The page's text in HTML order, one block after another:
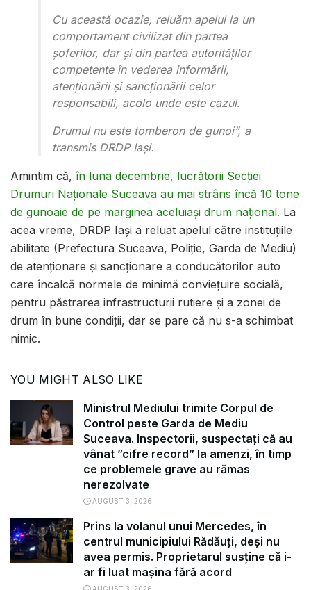
Cu această ocazie, reluăm apelul la un
comportament civilizat din partea
șoferilor, dar și din partea autorităților
competente în vederea informării,
atenționării și sancționării celor
responsabili, acolo unde este cazul.
Drumul nu este tomberon de gunoi”, a
transmis DRDP Iași.
Amintim că, în luna decembrie, lucrătorii Secției
Drumuri Naționale Suceava au mai strâns încă 10 tone
de gunoaie de pe marginea aceluiași drum național. La
acea vreme, DRDP Iași a reluat apelul către instituțiile
abilitate (Prefectura Suceava, Poliție, Garda de Mediu)
de atenționare și sancționare a conducătorilor auto
care încalcă normele de minimă conviețuire socială,
pentru păstrarea infrastructurii rutiere și a zonei de
drum în bune condiții, dar se pare că nu s-a schimbat
nimic.
YOU MIGHT ALSO LIKE
Ministrul Mediului trimite Corpul de
Control peste Garda de Mediu
Suceava. Inspectorii, suspectați că au
vânat ”cifre record” la amenzi, în timp
ce problemele grave au rămas
nerezolvate
AUGUST 3, 2026
Prins la volanul unui Mercedes, în
centrul municipiului Rădăuți, deși nu
avea permis. Proprietarul susține că i-
ar fi luat mașina fără acord